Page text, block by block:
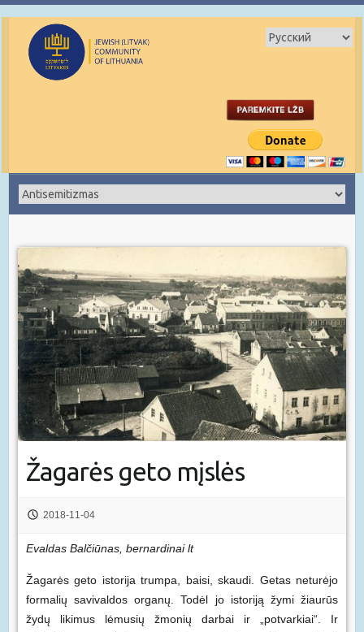
Žagarės geto mįslės
2018-11-04
Evaldas Balčiūnas, bernardinai lt
Žagarės geto istorija trumpa, baisi, skaudi. Getas neturėjo
formalių savivaldos organų. Todėl jo istoriją žymi žiaurūs
žydų likimus lėmusių žmonių darbai ir „potvarkiai“. Ir